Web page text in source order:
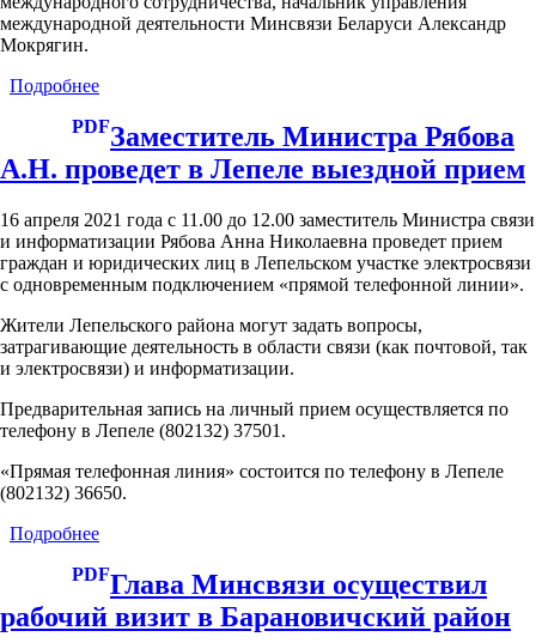
международной деятельности Минсвязи Беларуси Александр
Мокрягин.
Подробнее
заседание
Комиссии
РСС
координации
международного
сотрудничества
и
группы
по
работе
МСЭ
при
PDFЗаместитель Министра Рябова
А.Н. проведет в Лепеле выездной прием
16 апреля 2021 года с 11.00 до 12.00 заместитель Министра связи
и информатизации Рябова Анна Николаевна проведет прием
граждан и юридических лиц в Лепельском участке электросвязи
с одновременным подключением «прямой телефонной линии».
Жители Лепельского района могут задать вопросы,
затрагивающие деятельность в области связи (как почтовой, так
и электросвязи) и информатизации.
Предварительная запись на личный прием осуществляется по
телефону в Лепеле (802132) 37501.
«Прямая телефонная линия» состоится по телефону в Лепеле
(802132) 36650.
Подробнее
Министра
Рябова
А.Н.
PDFГлава Минсвязи осуществил
рабочий визит в Барановичский район